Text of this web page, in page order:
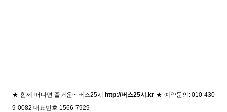
★ 함께 떠나면 즐거운~ 버스25시 http://버스25시.kr ★ 예약문의: 010-430
9-0082 대표번호 1566-7929